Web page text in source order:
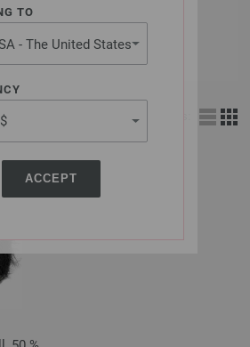
TO
- The United States
ACCEPT
GROSSA
& GARN